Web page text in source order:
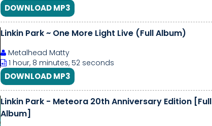
DOWNLOAD MP3
Linkin Park ~ One More Light Live (Full Album)
Metalhead Matty
1 hour, 8 minutes, 52 seconds
DOWNLOAD MP3
Linkin Park - Meteora 20th Anniversary Edition [Full
Album]